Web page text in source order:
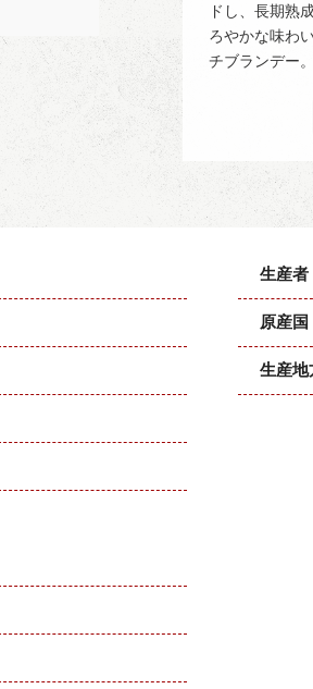
ドし、長期熟
ろやかな味わ
チブランデー
生産者
原産国
生産地